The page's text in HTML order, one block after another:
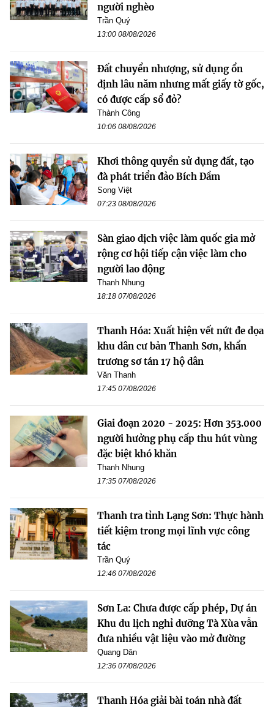
người nghèo
Trần Quý
13:00 08/08/2026
Đất chuyển nhượng, sử dụng ổn
định lâu năm nhưng mất giấy tờ gốc,
có được cấp sổ đỏ?
Thành Công
10:06 08/08/2026
Khơi thông quyền sử dụng đất, tạo
đà phát triển đảo Bích Đầm
Song Việt
07:23 08/08/2026
Sàn giao dịch việc làm quốc gia mở
rộng cơ hội tiếp cận việc làm cho
người lao động
Thanh Nhung
18:18 07/08/2026
Thanh Hóa: Xuất hiện vết nứt đe dọa
khu dân cư bản Thanh Sơn, khẩn
trương sơ tán 17 hộ dân
Văn Thanh
17:45 07/08/2026
Giai đoạn 2020 - 2025: Hơn 353.000
người hưởng phụ cấp thu hút vùng
đặc biệt khó khăn
Thanh Nhung
17:35 07/08/2026
Thanh tra tỉnh Lạng Sơn: Thực hành
tiết kiệm trong mọi lĩnh vực công
tác
Trần Quý
12:46 07/08/2026
Sơn La: Chưa được cấp phép, Dự án
Khu du lịch nghỉ dưỡng Tà Xùa vẫn
đưa nhiều vật liệu vào mở đường
Quang Dân
12:36 07/08/2026
Thanh Hóa giải bài toán nhà đất